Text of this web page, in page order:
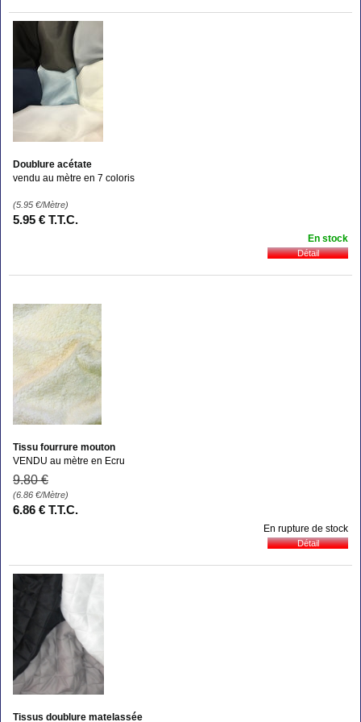
Doublure acétate
vendu au mètre en 7 coloris
(5.95 €/Mètre)
5.95 € T.T.C.
En stock
Tissu fourrure mouton
VENDU au mètre en Ecru
9.80 €
(6.86 €/Mètre)
6.86 € T.T.C.
En rupture de stock
Tissus doublure matelassée